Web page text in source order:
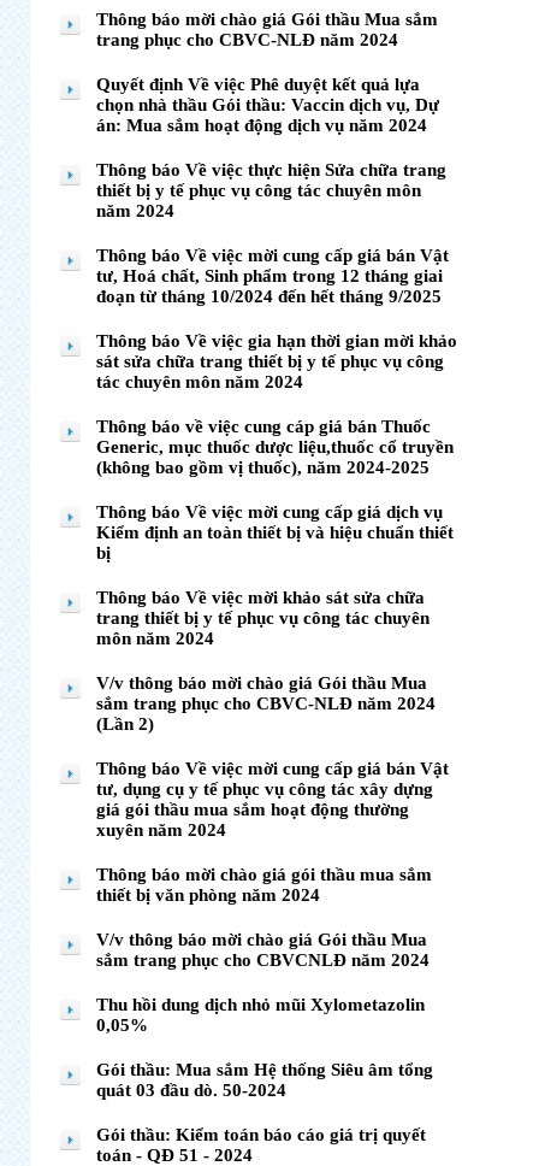
Thông báo mời chào giá Gói thầu Mua sắm
trang phục cho CBVC-NLĐ năm 2024
Quyết định Về việc Phê duyệt kết quả lựa
chọn nhà thầu Gói thầu: Vaccin dịch vụ, Dự
án: Mua sắm hoạt động dịch vụ năm 2024
Thông báo Về việc thực hiện Sửa chữa trang
thiết bị y tế phục vụ công tác chuyên môn
năm 2024
Thông báo Về việc mời cung cấp giá bán Vật
tư, Hoá chất, Sinh phẩm trong 12 tháng giai
đoạn từ tháng 10/2024 đến hết tháng 9/2025
Thông báo Về việc gia hạn thời gian mời khảo
sát sửa chữa trang thiết bị y tế phục vụ công
tác chuyên môn năm 2024
Thông báo về việc cung cáp giá bán Thuốc
Generic, mục thuốc dược liệu,thuốc cổ truyền
(không bao gồm vị thuốc), năm 2024-2025
Thông báo Về việc mời cung cấp giá dịch vụ
Kiểm định an toàn thiết bị và hiệu chuẩn thiết
bị
Thông báo Về việc mời khảo sát sửa chữa
trang thiết bị y tế phục vụ công tác chuyên
môn năm 2024
V/v thông báo mời chào giá Gói thầu Mua
sắm trang phục cho CBVC-NLĐ năm 2024
(Lần 2)
Thông báo Về việc mời cung cấp giá bán Vật
tư, dụng cụ y tế phục vụ công tác xây dựng
giá gói thầu mua sắm hoạt động thường
xuyên năm 2024
Thông báo mời chào giá gói thầu mua sắm
thiết bị văn phòng năm 2024
V/v thông báo mời chào giá Gói thầu Mua
sắm trang phục cho CBVCNLĐ năm 2024
Thu hồi dung dịch nhỏ mũi Xylometazolin
0,05%
Gói thầu: Mua sắm Hệ thống Siêu âm tổng
quát 03 đầu dò. 50-2024
Gói thầu: Kiểm toán báo cáo giá trị quyết
toán - QĐ 51 - 2024